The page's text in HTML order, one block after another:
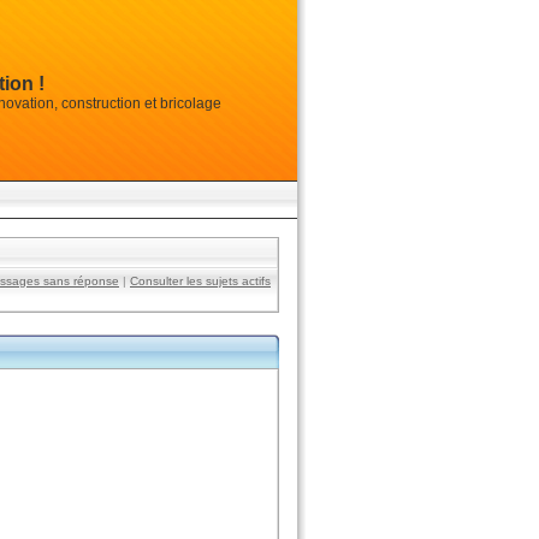
!
construction et bricolage
sans réponse | Consulter les sujets actifs